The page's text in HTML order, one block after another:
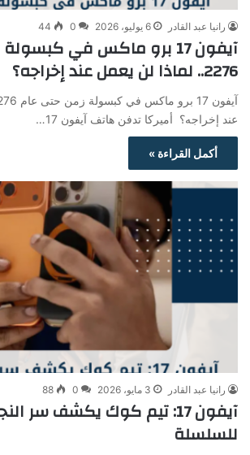
رانيا عبد القادر 6 يوليو، 2026 0
44
آيفون 17 برو ماكس في
2276.. لماذا لن يعمل عند إخراجه؟
عند إخراجه؟ أميركا تدفن هاتف آيفون 17…
أكمل القراءة »
رانيا عبد القادر 3 مايو، 2026 0
88
آيفون 17: تيم كوك يكشف سر
للسلسلة